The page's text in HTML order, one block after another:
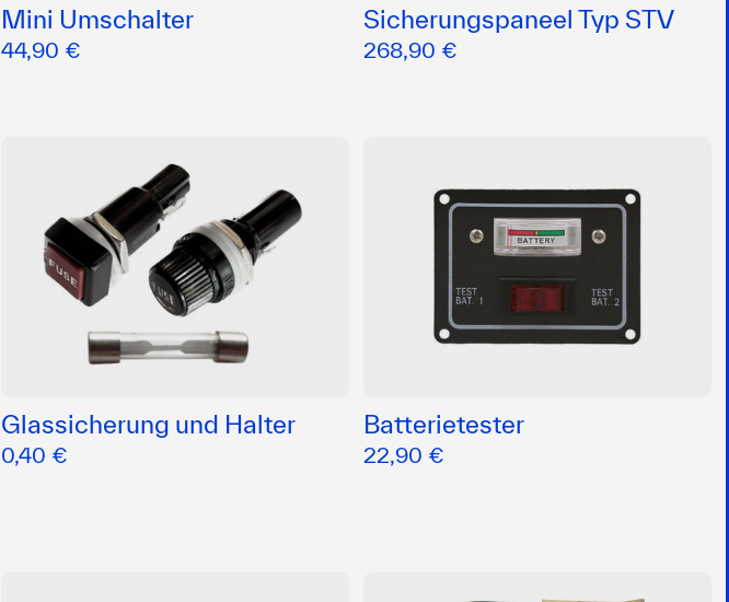
Mini Umschalter
44,90 €
Sicherungspaneel Typ STV
268,90 €
Glassicherung und Halter
0,40 €
Batterietester
22,90 €